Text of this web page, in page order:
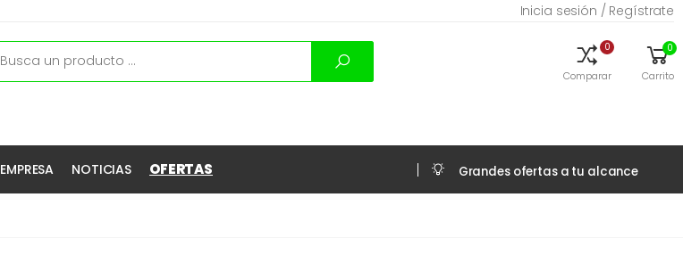
Inicia sesión / Regístrate
0
Comparar
0
Carrito
EMPRESA NOTICIAS OFERTAS Grandes ofertas a tu alcance